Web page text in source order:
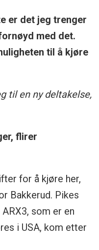
er det jeg trenger
med det.
til å kjøre
til en ny deltakelse,
flirer
for å kjøre her,
Bakkerud. Pikes
som er en
i USA, kom etter